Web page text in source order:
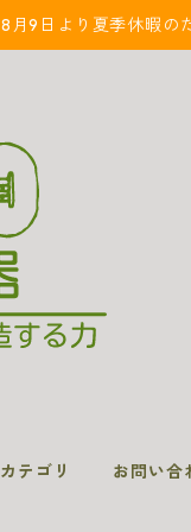
8月9日より夏季休暇の
カテゴリ お問い合